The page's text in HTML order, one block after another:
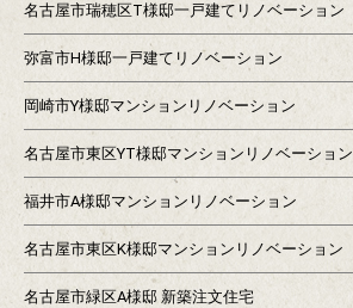
名古屋市瑞穂区T様邸一戸建てリノベーション
弥富市H様邸一戸建てリノベーション
岡崎市Y様邸マンションリノベーション
名古屋市東区YT様邸マンションリノベーション
福井市A様邸マンションリノベーション
名古屋市東区K様邸マンションリノベーション
名古屋市緑区A様邸 新築注文住宅